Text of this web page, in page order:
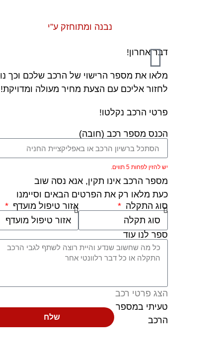
נבנה ומתוחזק ע”י
דבר אחרון!
מלאו את מספר הרישוי של הרכב שלכם וכך
לחזור אליכם עם הצעת מחיר מעולה ומדויקת!
פרטי הרכב נקלטו!
הכנס מספר רכב (חובה)
יש להזין לפחות 5 תווים.
מספר הרכב אינו תקין, אנא נסה שוב
כעת מלאו רק את הפרטים הבאים וסיימנו
סוג התקלה
אזור טיפול מועדף
ספר לנו עוד
הצג פרטי רכב
טעיתי במספר
הרכב
שלח